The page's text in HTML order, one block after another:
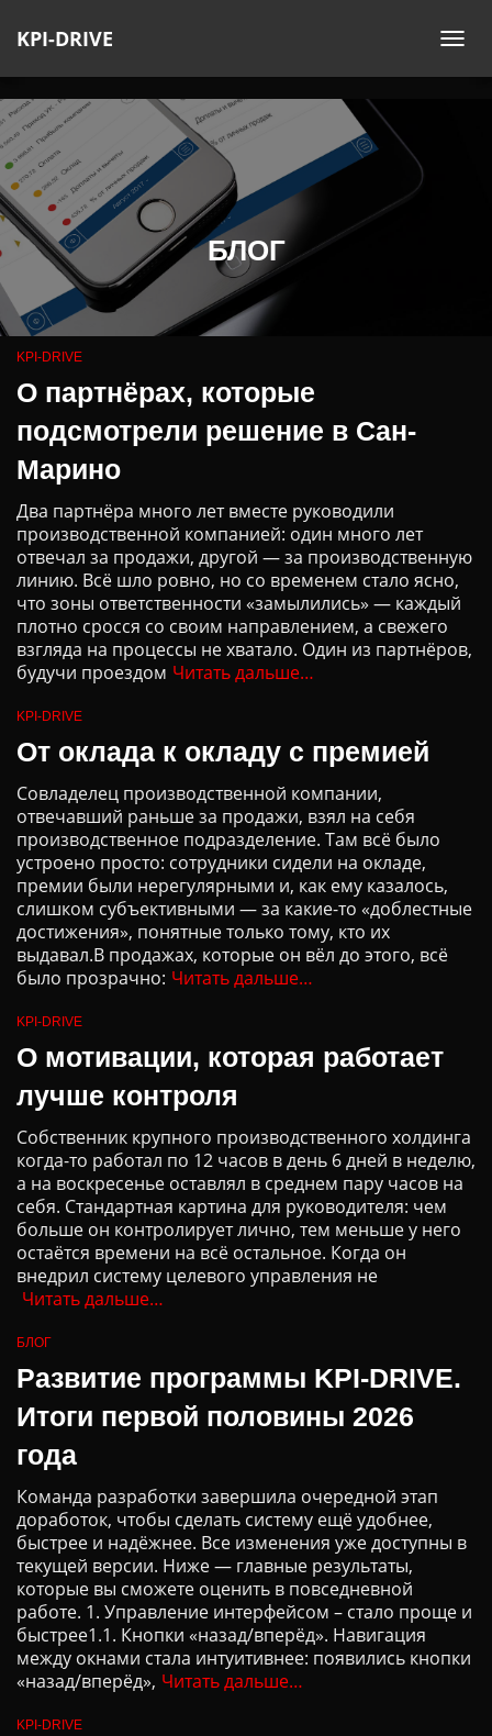
KPI-DRIVE
БЛОГ
KPI-DRIVE
О партнёрах, которые
подсмотрели решение в Сан-
Марино
Два партнёра много лет вместе руководили
производственной компанией: один много лет
отвечал за продажи, другой — за производственную
линию. Всё шло ровно, но со временем стало ясно,
что зоны ответственности «замылились» — каждый
плотно сросся со своим направлением, а свежего
взгляда на процессы не хватало. Один из партнёров,
будучи проездом Читать дальше…
KPI-DRIVE
От оклада к окладу с премией
Совладелец производственной компании,
отвечавший раньше за продажи, взял на себя
производственное подразделение. Там всё было
устроено просто: сотрудники сидели на окладе,
премии были нерегулярными и, как ему казалось,
слишком субъективными — за какие-то «доблестные
достижения», понятные только тому, кто их
выдавал.В продажах, которые он вёл до этого, всё
было прозрачно: Читать дальше…
KPI-DRIVE
О мотивации, которая работает
лучше контроля
Собственник крупного производственного холдинга
когда-то работал по 12 часов в день 6 дней в неделю,
а на воскресенье оставлял в среднем пару часов на
себя. Стандартная картина для руководителя: чем
больше он контролирует лично, тем меньше у него
остаётся времени на всё остальное. Когда он
внедрил систему целевого управления не
Читать дальше…
БЛОГ
Развитие программы KPI-DRIVE.
Итоги первой половины 2026
года
Команда разработки завершила очередной этап
доработок, чтобы сделать систему ещё удобнее,
быстрее и надёжнее. Все изменения уже доступны в
текущей версии. Ниже — главные результаты,
которые вы сможете оценить в повседневной
работе. 1. Управление интерфейсом – стало проще и
быстрее1.1. Кнопки «назад/вперёд». Навигация
между окнами стала интуитивнее: появились кнопки
«назад/вперёд», Читать дальше…
KPI-DRIVE